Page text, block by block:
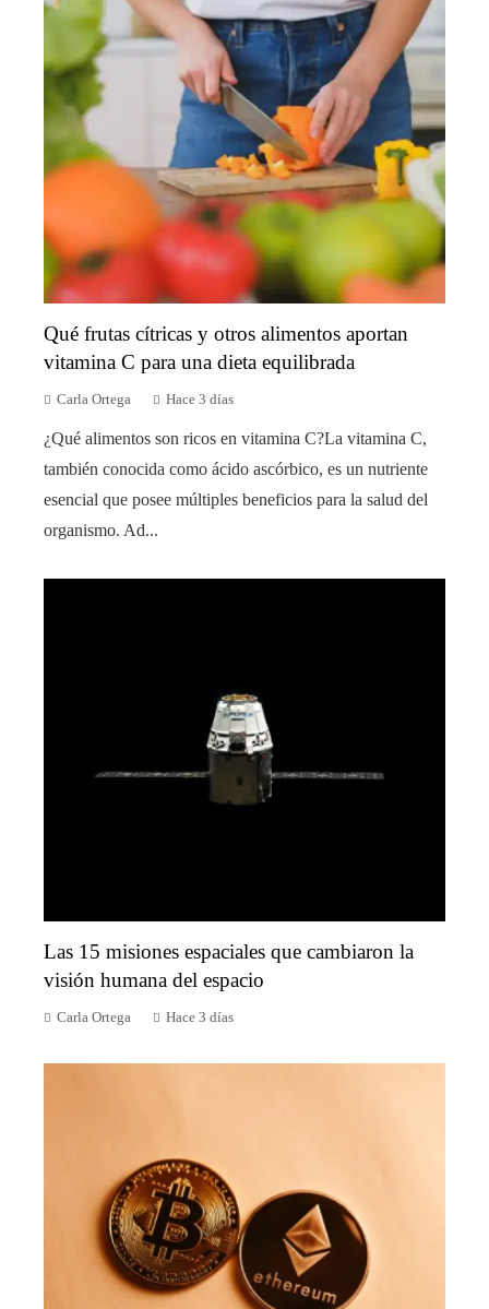
Qué frutas cítricas y otros alimentos aportan
vitamina C para una dieta equilibrada
Carla Ortega Hace 3 días
¿Qué alimentos son ricos en vitamina C?La vitamina C,
también conocida como ácido ascórbico, es un nutriente
esencial que posee múltiples beneficios para la salud del
organismo. Ad...
Las 15 misiones espaciales que cambiaron la
visión humana del espacio
Carla Ortega Hace 3 días